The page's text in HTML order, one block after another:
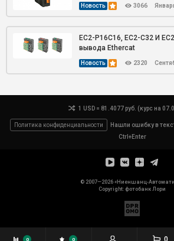
Новость 3066
EC2-P16C16, EC2-C32 И
вывода Ethercat
Новость 2320
1 USD = 81.4077 руб. (курс на
Политика конфиденциальности
Нашли ошибку в
Ctrl+Enter
© 2007—2026 «Ниеншанц-
Copyright: фотобанк Лори
0 0 0